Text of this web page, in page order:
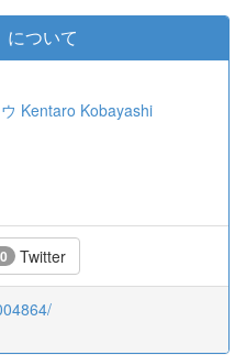
について
Kentaro Kobayashi
Twitter